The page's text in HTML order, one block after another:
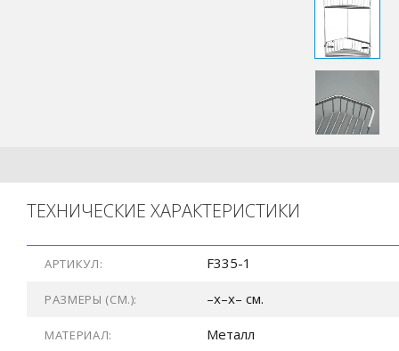
ТЕХНИЧЕСКИЕ ХАРАКТЕРИСТИКИ
АРТИКУЛ: F335-1
РАЗМЕРЫ (СМ.): –x–x– см.
МАТЕРИАЛ: Металл